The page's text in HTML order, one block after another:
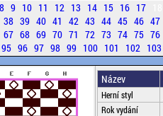
8 9 10 11 12 13 14 15 16 17
38 39 40 41 42 43 44 45 46 47
67 68 69 70 71 72 73 74 75 76
95 96 97 98 99 100 101 102 103
Název
Herní styl
Rok vydání